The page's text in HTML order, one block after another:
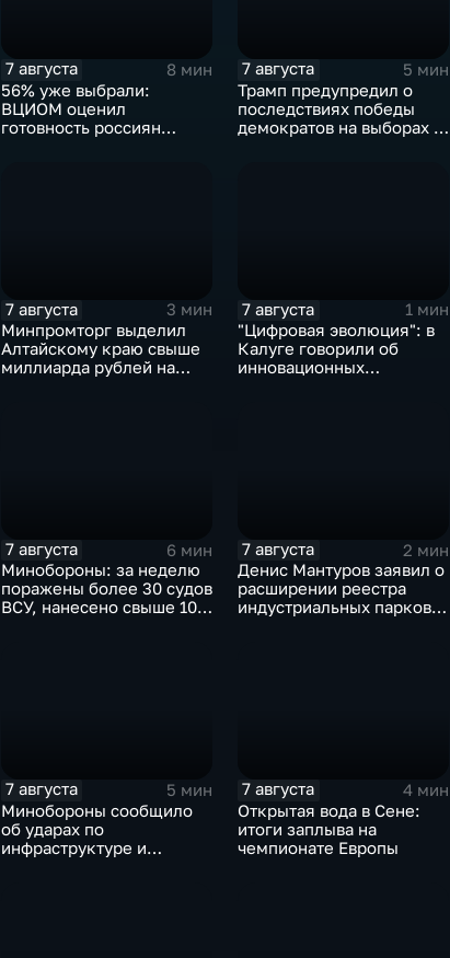
7 августа
8 мин
56% уже выбрали:
ВЦИОМ оценил
готовность россиян
7 августа
5 мин
Трамп предупредил о
последствиях победы
демократов на выборах в
7 августа
3 мин
Минпромторг выделил
Алтайскому краю свыше
миллиарда рублей на
7 августа
1 мин
"Цифровая эволюция": в
Калуге говорили об
инновационных
7 августа
6 мин
Минобороны: за неделю
поражены более 30 судов
ВСУ, нанесено свыше 10
7 августа
2 мин
Денис Мантуров заявил о
расширении реестра
индустриальных парков в
7 августа
5 мин
Минобороны сообщило
об ударах по
инфраструктуре и
7 августа
4 мин
Открытая вода в Сене:
итоги заплыва на
чемпионате Европы